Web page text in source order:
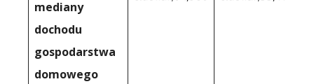
mediany
dochodu
gospodarstwa
domowego